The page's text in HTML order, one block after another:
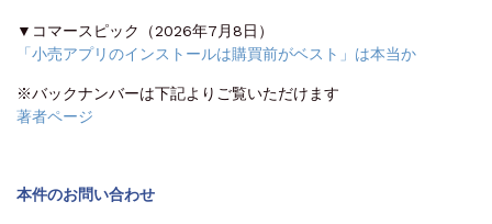
▼コマースピック（2026年7月8日）
「小売アプリのインストールは購買前がベスト」は本当か
※バックナンバーは下記よりご覧いただけます
著者ページ
本件のお問い合わせ